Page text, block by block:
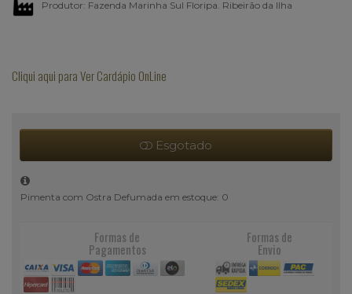
Produtor: Fazenda Marinha Sul Floripa. Ribeirão da Ilha
Cliqui aqui para Ver Cardápio OnLine
Esgotado
Pimenta com Ostra Defumada em estoque: 0
Formas de
Pagamentos
Formas de
Envio